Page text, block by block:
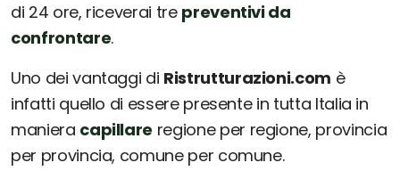
di 24 ore, riceverai tre preventivi da
confrontare.
Uno dei vantaggi di Ristrutturazioni.com è
infatti quello di essere presente in tutta Italia in
maniera capillare regione per regione, provincia
per provincia, comune per comune.